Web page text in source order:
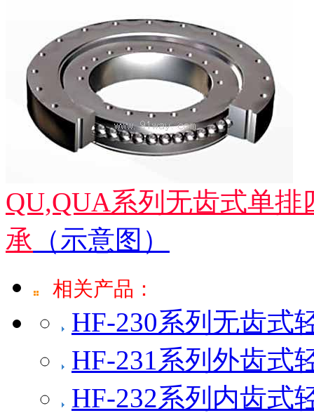
QU,QUA系列无齿式单
承 （示意图）
相关产品：
HF-230系列无齿式
HF-231系列外齿式
HF-232系列内齿式